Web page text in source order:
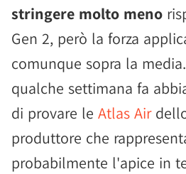
stringere molto meno
Gen 2, però la forza
comunque sopra la
qualche settimana fa
di provare le Atlas Air
produttore che
probabilmente l'apice in